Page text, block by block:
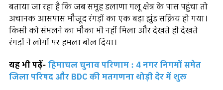
बताया जा रहा है कि जब समूह डलाणा गलू क्षेत्र के पास पहुंचा तो
अचानक आसपास मौजूद रंगड़ों का एक बड़ा झुंड सक्रिय हो गया।
किसी को संभलने का मौका भी नहीं मिला और देखते ही देखते
रंगड़ों ने लोगों पर हमला बोल दिया।
यह भी पढ़ें- हिमाचल चुनाव परिणाम : 4 नगर निगमों समेत
जिला परिषद और BDC की मतगणना थोड़ी देर में शुरू